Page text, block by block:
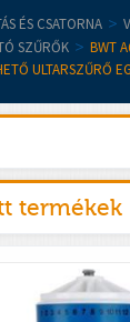
ÉS CSATORNA >
SZŰRŐK > BWT
ULTARSZŰRŐ
termékek